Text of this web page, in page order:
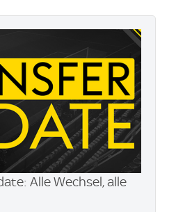
Alle Wechsel, alle